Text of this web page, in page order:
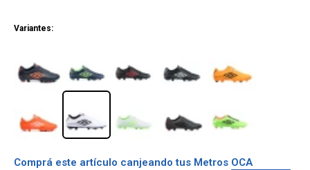
Variantes:
Comprá este artículo canjeando tus Metros OCA